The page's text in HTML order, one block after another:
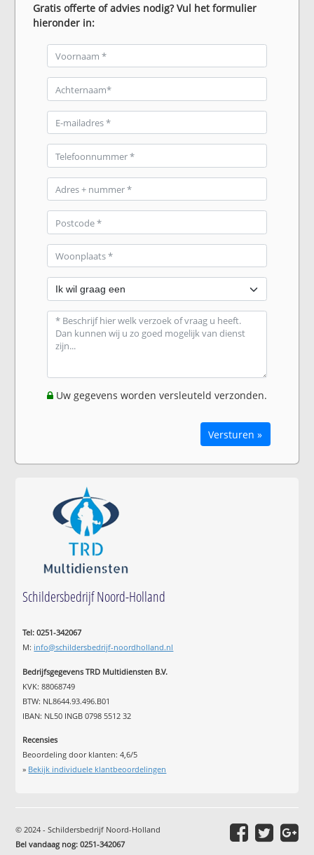
Gratis offerte of advies nodig? Vul het formulier
hieronder in:
Uw gegevens worden versleuteld verzonden.
Versturen »
Schildersbedrijf Noord-Holland
Tel: 0251-342067
M: info@schildersbedrijf-noordholland.nl
Bedrijfsgegevens TRD Multidiensten B.V.
KVK: 88068749
BTW: NL8644.93.496.B01
IBAN: NL50 INGB 0798 5512 32
Recensies
Beoordeling door klanten:4,6/5
» Bekijk individuele klantbeoordelingen
© 2024 - Schildersbedrijf Noord-Holland
Bel vandaag nog: 0251-342067